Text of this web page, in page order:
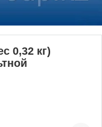
0,32 кг)